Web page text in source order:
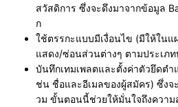
สวัสดิการ ซึ่งจะดึงมาจากข้อมูล
ก
ใช้ตรรกะแบบมีเงื่อนไข (มีให้ในแ
แสดง/ซ่อนส่วนต่างๆ ตามประเภ
บันทึกเทมเพลตและตั้งค่าตัวยึดตำ
ช่น ชื่อและอีเมลของผู้สมัคร) ซึ่งจ
วม ขั้นตอนนี้ช่วยให้มั่นใจถึงควา